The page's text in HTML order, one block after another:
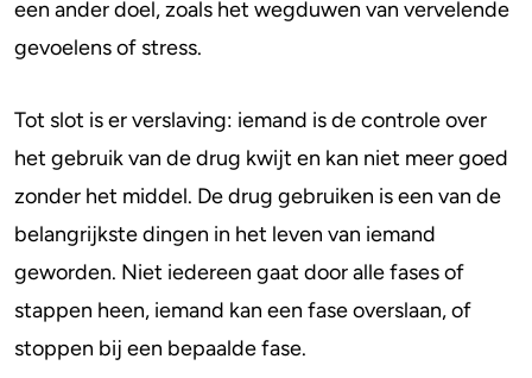
een ander doel, zoals het wegduwen van vervelende
gevoelens of stress.
Tot slot is er verslaving: iemand is de controle over
het gebruik van de drug kwijt en kan niet meer goed
zonder het middel. De drug gebruiken is een van de
belangrijkste dingen in het leven van iemand
geworden. Niet iedereen gaat door alle fases of
stappen heen, iemand kan een fase overslaan, of
stoppen bij een bepaalde fase.